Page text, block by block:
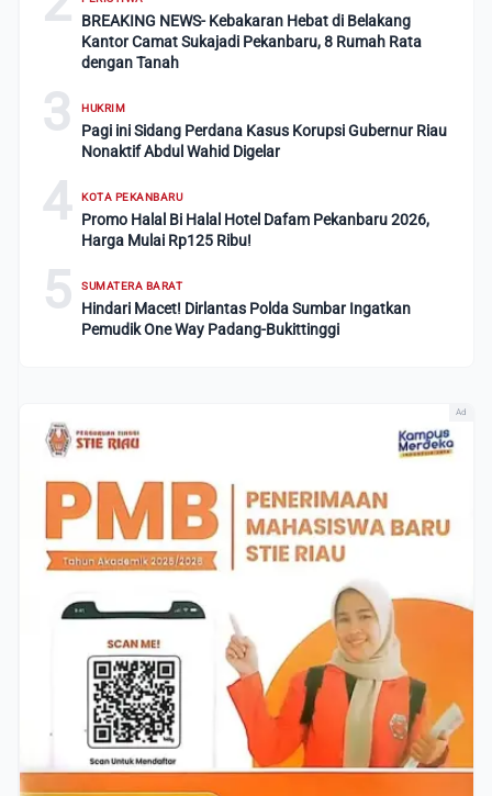
BREAKING NEWS- Kebakaran Hebat di Belakang
Kantor Camat Sukajadi Pekanbaru, 8 Rumah Rata
dengan Tanah
3 HUKRIM
Pagi ini Sidang Perdana Kasus Korupsi Gubernur Riau
Nonaktif Abdul Wahid Digelar
4 KOTA PEKANBARU
Promo Halal Bi Halal Hotel Dafam Pekanbaru 2026,
Harga Mulai Rp125 Ribu!
5 SUMATERA BARAT
Hindari Macet! Dirlantas Polda Sumbar Ingatkan
Pemudik One Way Padang-Bukittinggi
Ad